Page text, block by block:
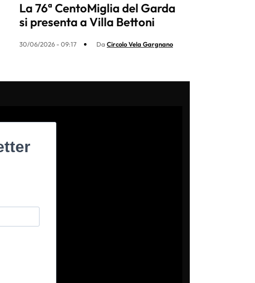
La 76ª CentoMiglia del Garda
si presenta a Villa Bettoni
30/06/2026 - 09:17 Da Circolo Vela Gargnano